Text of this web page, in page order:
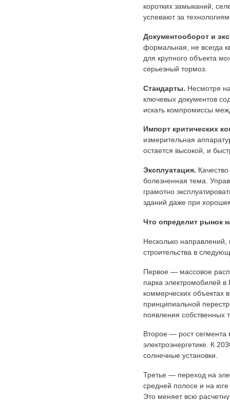
коротких замыканий,
успевают за
Документооборот и
формальная, не всегда
для крупного объекта
серьезный тормоз.
Стандарты. Несмотря
ключевых документов
искать компромиссы
Импорт критических
измерительная
остается высокой, и
Эксплуатация.
болезненная тема.
грамотно
зданий даже при
Что определит рынок
Несколько направлений,
строительства в
Первое — массовое
парка электромобилей
коммерческих объектах
принципиальной
появления собственных
Второе — рост сегмента
электроэнергетике. К
солнечные установки.
Третье — переход на
средней полосе и на
Это меняет всю